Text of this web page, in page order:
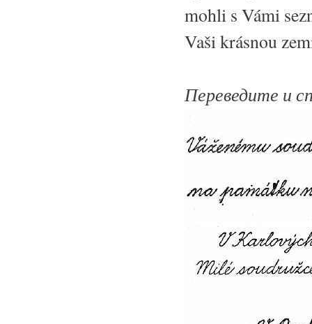
mohli s Vámi
Vaši krásnou
Переведите и